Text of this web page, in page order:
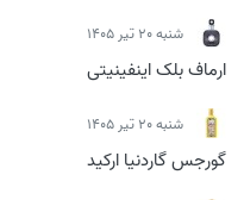
شنبه 20 تیر 1405
ارماف بلک اینفینیتی
شنبه 20 تیر 1405
گورجس گاردنیا ارکید